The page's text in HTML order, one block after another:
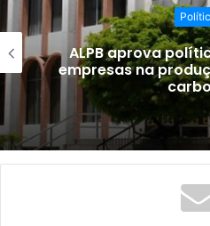
ALPB aprova
empresas na